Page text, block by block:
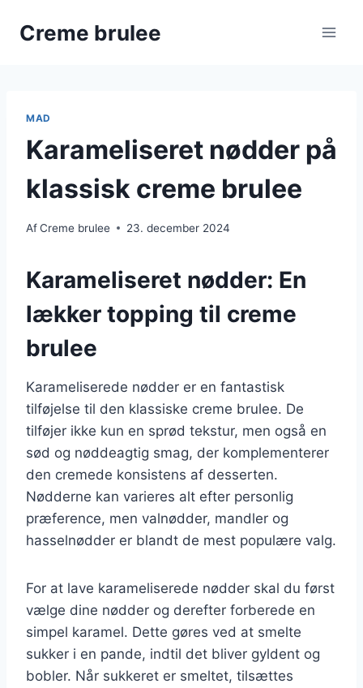
Creme brulee
MAD
Karameliseret nødder på
klassisk creme brulee
AfCreme brulee 23. december 2024
Karameliseret nødder: En
lækker topping til creme
brulee
Karameliserede nødder er en fantastisk
tilføjelse til den klassiske creme brulee. De
tilføjer ikke kun en sprød tekstur, men også en
sød og nøddeagtig smag, der komplementerer
den cremede konsistens af desserten.
Nødderne kan varieres alt efter personlig
præference, men valnødder, mandler og
hasselnødder er blandt de mest populære valg.
For at lave karameliserede nødder skal du først
vælge dine nødder og derefter forberede en
simpel karamel. Dette gøres ved at smelte
sukker i en pande, indtil det bliver gyldent og
bobler. Når sukkeret er smeltet, tilsættes